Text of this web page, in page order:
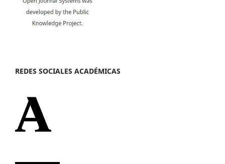
REDES SOCIALES ACADÉMICAS